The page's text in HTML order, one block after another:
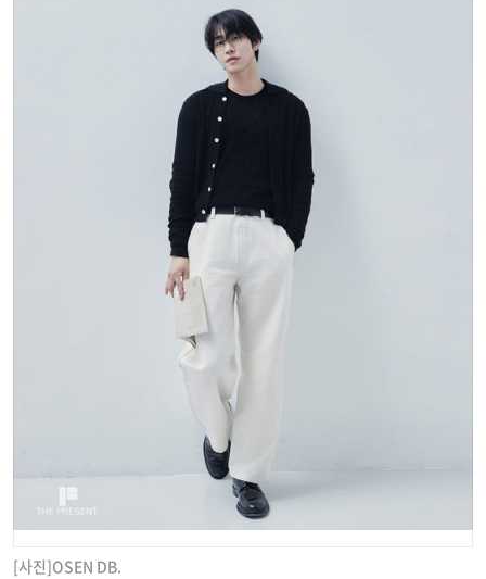
[사진]OSEN DB.